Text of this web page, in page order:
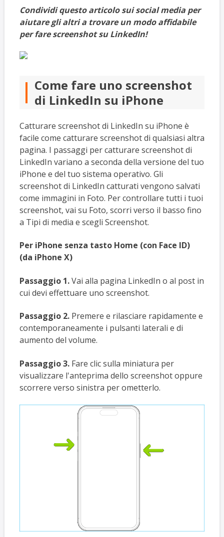
Condividi questo articolo sui social media per
aiutare gli altri a trovare un modo affidabile
per fare screenshot su LinkedIn!
Come fare uno screenshot
di LinkedIn su iPhone
Catturare screenshot di LinkedIn su iPhone è
facile come catturare screenshot di qualsiasi altra
pagina. I passaggi per catturare screenshot di
LinkedIn variano a seconda della versione del tuo
iPhone e del tuo sistema operativo. Gli
screenshot di LinkedIn catturati vengono salvati
come immagini in Foto. Per controllare tutti i tuoi
screenshot, vai su Foto, scorri verso il basso fino
a Tipi di media e scegli Screenshot.
Per iPhone senza tasto Home (con Face ID)
(da iPhone X)
Passaggio 1.Vai alla pagina LinkedIn o al post in
cui devi effettuare uno screenshot.
Passaggio 2.Premere e rilasciare rapidamente e
contemporaneamente i pulsanti laterali e di
aumento del volume.
Passaggio 3.Fare clic sulla miniatura per
visualizzare l'anteprima dello screenshot oppure
scorrere verso sinistra per ometterlo.